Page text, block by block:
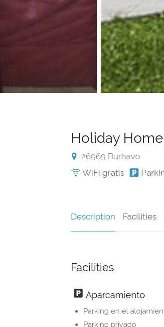
Holiday
26969 Burhave
WiFi gratis
Description Facilities
Facilities
Aparcamiento
Parking en el
Parking privado